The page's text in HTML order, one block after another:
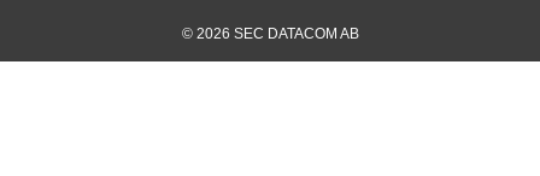
© 2026 SEC DATACOM AB